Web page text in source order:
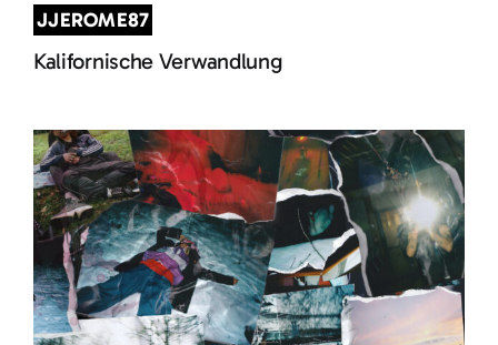
JJEROME87
Kalifornische Verwandlung